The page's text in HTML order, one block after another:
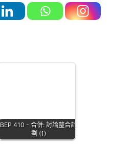
BEP 410 - 合併: 討論整合計
劃 (1)